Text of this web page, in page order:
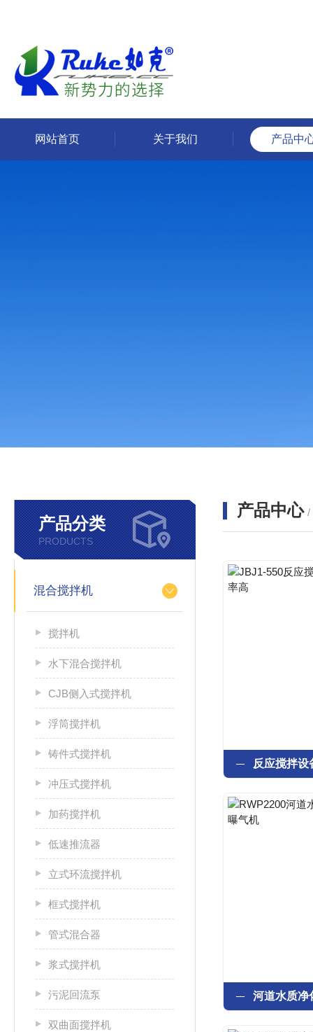
网站首页 关于我们 产品中
产品分类
PRODUCTS
混合搅拌机
搅拌机
水下混合搅拌机
CJB侧入式搅拌机
浮筒搅拌机
铸件式搅拌机
冲压式搅拌机
加药搅拌机
低速推流器
立式环流搅拌机
框式搅拌机
管式混合器
浆式搅拌机
污泥回流泵
双曲面搅拌机
产品中心 /